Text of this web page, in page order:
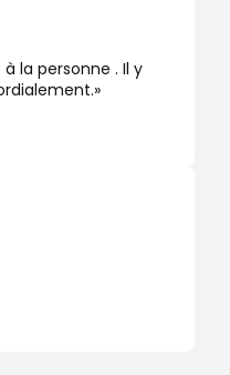
la personne . Il y